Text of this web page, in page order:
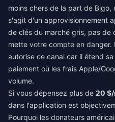
moins chers de la part de
s'agit d'un approvisionnement
de clés du marché gris, pas de
mette votre compte en danger.
autorise ce canal car il étend
paiement où les frais Apple/
volume.
Si vous dépensez plus de 20
dans l'application est
Pourquoi les donateurs